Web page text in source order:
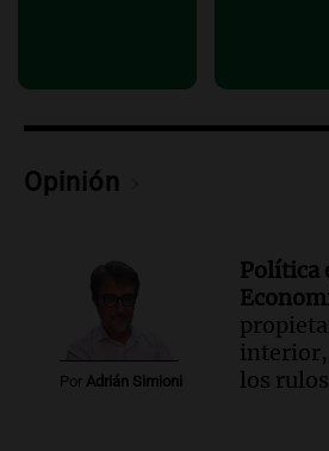
Audio.Femicidio por
Radioinforme 3
Opinión
Por Adrián Simioni
Política
interior,
los rulos